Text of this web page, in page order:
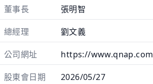
董事長 張明智
總經理 劉文義
公司網址 https://www.qnap.com
股東會日期 2026/05/27